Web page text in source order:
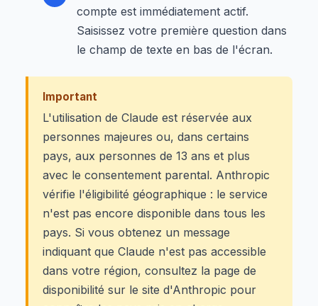
compte est immédiatement actif.
Saisissez votre première question dans
le champ de texte en bas de l'écran.
Important
L'utilisation de Claude est réservée aux
personnes majeures ou, dans certains
pays, aux personnes de 13 ans et plus
avec le consentement parental. Anthropic
vérifie l'éligibilité géographique : le service
n'est pas encore disponible dans tous les
pays. Si vous obtenez un message
indiquant que Claude n'est pas accessible
dans votre région, consultez la page de
disponibilité sur le site d'Anthropic pour